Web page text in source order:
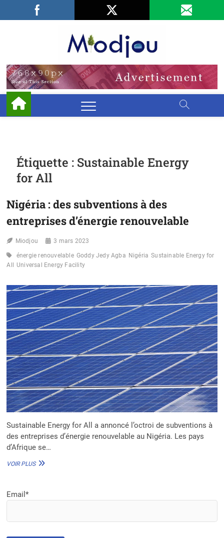
Facebook
LinkedIn
Étiquette : Sustainable Energy
for All
Nigéria : des subventions à des
entreprises d’énergie renouvelable
Miodjou 3 mars 2023
énergie renouvelable Goddy Jedy Agba Nigéria Sustainable Energy for
All
Universal Energy Facility
Sustainable Energy for All a annoncé l’octroi de subventions à
des entreprises d’énergie renouvelable au Nigéria. Les pays
d’Afrique se…
VOIR PLUSNIGÉRIA :
Email*